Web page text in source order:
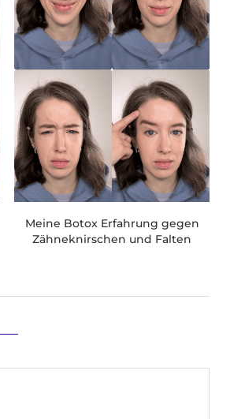
Meine Botox Erfahrung gegen
Zähneknirschen und Falten